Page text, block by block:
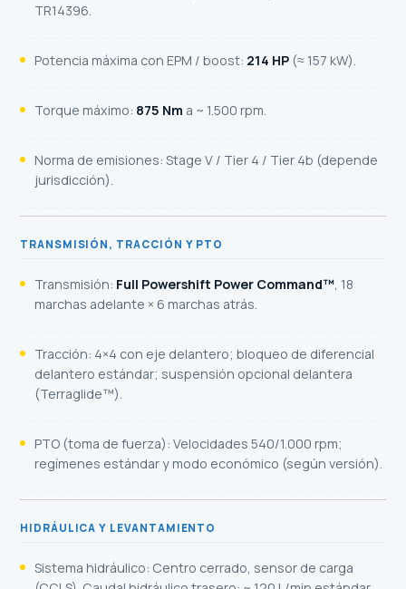
TR14396.
Potencia máxima con EPM / boost: 214 HP (≈ 157 kW).
Torque máximo: 875 Nm a ~ 1.500 rpm.
Norma de emisiones: Stage V / Tier 4 / Tier 4b (depende
jurisdicción).
TRANSMISIÓN, TRACCIÓN Y PTO
Transmisión: Full Powershift Power Command™, 18
marchas adelante × 6 marchas atrás.
Tracción: 4×4 con eje delantero; bloqueo de diferencial
delantero estándar; suspensión opcional delantera
(Terraglide™).
PTO (toma de fuerza): Velocidades 540/1.000 rpm;
regímenes estándar y modo económico (según versión).
HIDRÁULICA Y LEVANTAMIENTO
Sistema hidráulico: Centro cerrado, sensor de carga